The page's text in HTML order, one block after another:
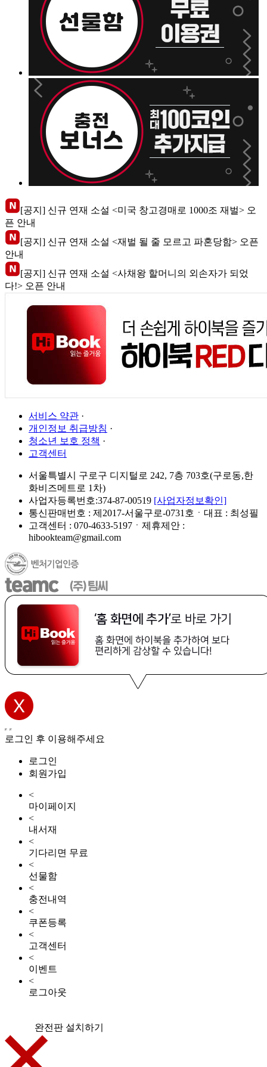
[공지] 신규 연재 소설 <미국 창고경매로 1000조 재벌> 오
픈 안내
[공지] 신규 연재 소설 <재벌 될 줄 모르고 파혼당함> 오픈
안내
[공지] 신규 연재 소설 <사채왕 할머니의 외손자가 되었
다!> 오픈 안내
서비스 약관 ·
개인정보 취급방침 ·
청소년 보호 정책 ·
고객센터
서울특별시 구로구 디지털로 242, 7층 703호(구로동,한
화비즈메트로 1차)
사업자등록번호:374-87-00519 [사업자정보확인]
통신판매번호 : 제2017-서울구로-0731호ㆍ대표 : 최성필
고객센터 : 070-4633-5197ㆍ제휴제안 :
hibookteam@gmail.com
로그인 후 이용해주세요
로그인
회원가입
<
마이페이지
<
내서재
<
기다리면 무료
<
선물함
<
충전내역
<
쿠폰등록
<
고객센터
<
이벤트
<
로그아웃
완전판 설치하기